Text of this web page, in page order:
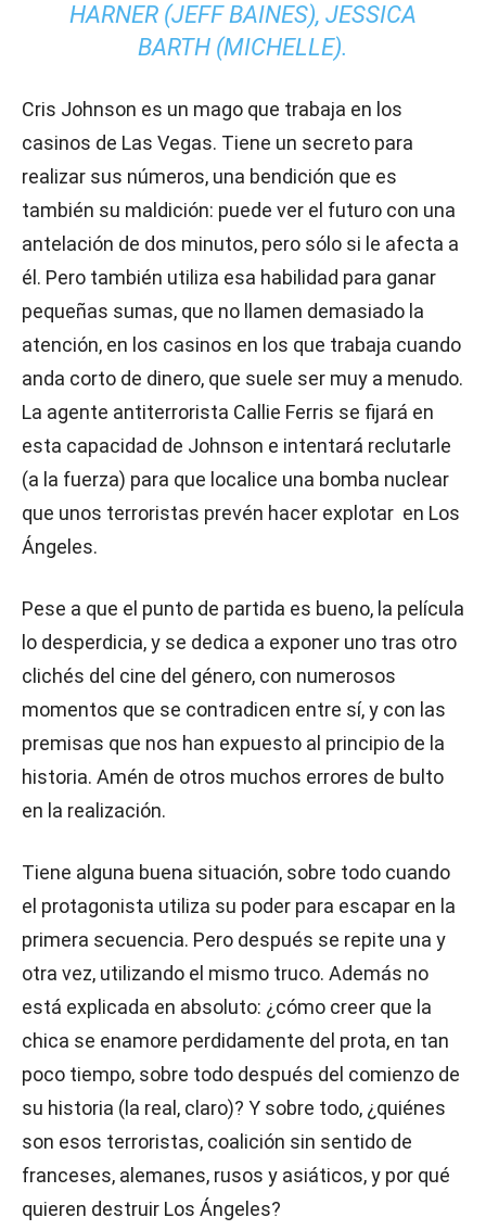
HARNER (JEFF BAINES), JESSICA
BARTH (MICHELLE).
Cris Johnson es un mago que trabaja en los
casinos de Las Vegas. Tiene un secreto para
realizar sus números, una bendición que es
también su maldición: puede ver el futuro con una
antelación de dos minutos, pero sólo si le afecta a
él. Pero también utiliza esa habilidad para ganar
pequeñas sumas, que no llamen demasiado la
atención, en los casinos en los que trabaja cuando
anda corto de dinero, que suele ser muy a menudo.
La agente antiterrorista Callie Ferris se fijará en
esta capacidad de Johnson e intentará reclutarle
(a la fuerza) para que localice una bomba nuclear
que unos terroristas prevén hacer explotar en Los
Ángeles.
Pese a que el punto de partida es bueno, la película
lo desperdicia, y se dedica a exponer uno tras otro
clichés del cine del género, con numerosos
momentos que se contradicen entre sí, y con las
premisas que nos han expuesto al principio de la
historia. Amén de otros muchos errores de bulto
en la realización.
Tiene alguna buena situación, sobre todo cuando
el protagonista utiliza su poder para escapar en la
primera secuencia. Pero después se repite una y
otra vez, utilizando el mismo truco. Además no
está explicada en absoluto: ¿cómo creer que la
chica se enamore perdidamente del prota, en tan
poco tiempo, sobre todo después del comienzo de
su historia (la real, claro)? Y sobre todo, ¿quiénes
son esos terroristas, coalición sin sentido de
franceses, alemanes, rusos y asiáticos, y por qué
quieren destruir Los Ángeles?